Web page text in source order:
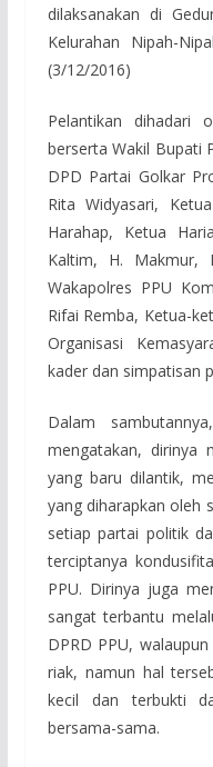
dilaksanakan di
Kelurahan Nipah-
(3/12/2016)
Pelantikan dihadari
berserta Wakil Bupati
DPD Partai Golkar
Rita Widyasari,
Harahap, Ketua
Kaltim, H. Makmur,
Wakapolres PPU
Rifai Remba, Ketua-
Organisasi
kader dan simpatisan
Dalam
mengatakan, dirinya
yang baru dilantik,
yang diharapkan oleh
setiap partai politik
terciptanya
PPU. Dirinya juga
sangat terbantu
DPRD PPU,
riak, namun hal
kecil dan terbukti
bersama-sama.